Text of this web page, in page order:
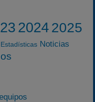
20242025
Estadísticas Noticias